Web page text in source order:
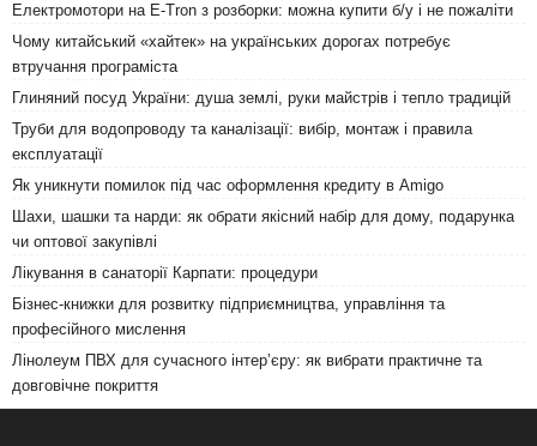
Електромотори на E-Tron з розборки: можна купити б/у і не пожаліти
Чому китайський «хайтек» на українських дорогах потребує
втручання програміста
Глиняний посуд України: душа землі, руки майстрів і тепло традицій
Труби для водопроводу та каналізації: вибір, монтаж і правила
експлуатації
Як уникнути помилок під час оформлення кредиту в Amigo
Шахи, шашки та нарди: як обрати якісний набір для дому, подарунка
чи оптової закупівлі
Лікування в санаторії Карпати: процедури
Бізнес-книжки для розвитку підприємництва, управління та
професійного мислення
Лінолеум ПВХ для сучасного інтер’єру: як вибрати практичне та
довговічне покриття